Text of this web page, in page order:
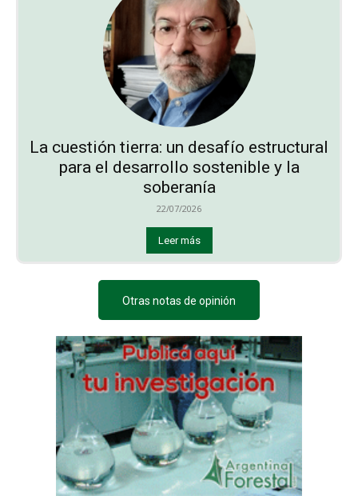
La cuestión tierra: un desafío estructural
para el desarrollo sostenible y la
soberanía
22/07/2026
Leer más
Otras notas de opinión